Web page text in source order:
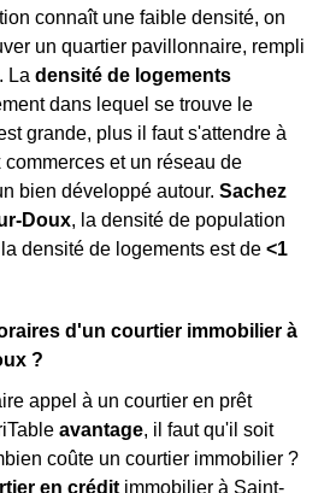
connaît une faible densité, on
un quartier pavillonnaire, rempli
La densité de logements
dans lequel se trouve le
grande, plus il faut s'attendre à
et un réseau de
bien développé autour. Sachez
Doux, la densité de population
la densité de logements est de <1
d'un courtier immobilier à
?
appel à un courtier en prêt
avantage, il faut qu'il soit
coûte un courtier immobilier ?
en crédit immobilier à Saint-